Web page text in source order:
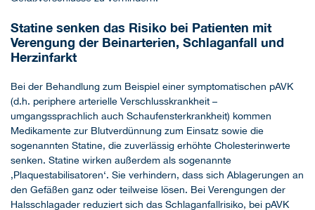
Statine senken das Risiko bei Patienten mit
Verengung der Beinarterien, Schlaganfall und
Herzinfarkt
Bei der Behandlung zum Beispiel einer symptomatischen pAVK
(d.h. periphere arterielle Verschlusskrankheit –
umgangssprachlich auch Schaufensterkrankheit) kommen
Medikamente zur Blutverdünnung zum Einsatz sowie die
sogenannten Statine, die zuverlässig erhöhte Cholesterinwerte
senken. Statine wirken außerdem als sogenannte
‚Plaquestabilisatoren‘. Sie verhindern, dass sich Ablagerungen an
den Gefäßen ganz oder teilweise lösen. Bei Verengungen der
Halsschlagader reduziert sich das Schlaganfallrisiko, bei pAVK